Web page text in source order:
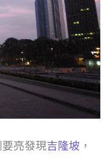
亮發現吉隆坡 ，